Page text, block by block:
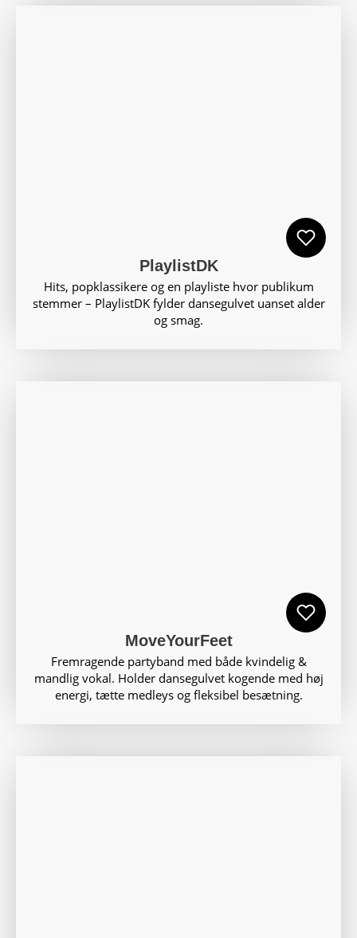
PlaylistDK
Hits, popklassikere og en playliste hvor publikum
stemmer – PlaylistDK fylder dansegulvet uanset alder
og smag.
MoveYourFeet
Fremragende partyband med både kvindelig &
mandlig vokal. Holder dansegulvet kogende med høj
energi, tætte medleys og fleksibel besætning.